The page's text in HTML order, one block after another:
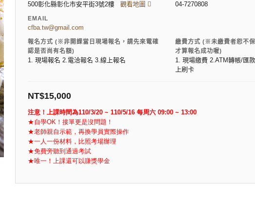
500彰化縣彰化市安平街3號2樓 觀看地圖 04-7270808
EMAIL
cfba.tw@gmail.com
報名方式 (※非開課當日現場報名，請先來電確
認是否尚有名額)
1. 現場報名 2.電洽報名 3.線上報名
繳費方式 (※未繳費者恕不
才算報名成功喔)
1. 現場繳費 2.ATM轉帳/匯
上刷卡
NT$15,000
注意！上課時間為110/3/20 ~ 110/5/16 每周六 09:00 ~ 13:00
★自學OK！接單更是沒問題！
★老師親自示範，再換學員實際操作
★一人一份材料，比照考場辦理
★免費旁聽到通過考試
★唯一！上課還可以賺獎學金